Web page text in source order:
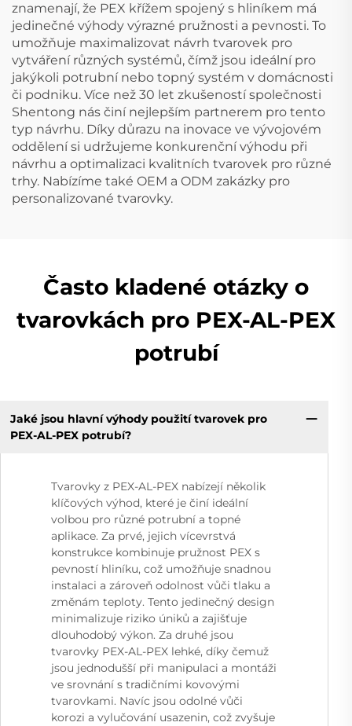
znamenají, že PEX křížem spojený s hliníkem má
jedinečné výhody výrazné pružnosti a pevnosti. To
umožňuje maximalizovat návrh tvarovek pro
vytváření různých systémů, čímž jsou ideální pro
jakýkoli potrubní nebo topný systém v domácnosti
či podniku. Více než 30 let zkušeností společnosti
Shentong nás činí nejlepším partnerem pro tento
typ návrhu. Díky důrazu na inovace ve vývojovém
oddělení si udržujeme konkurenční výhodu při
návrhu a optimalizaci kvalitních tvarovek pro různé
trhy. Nabízíme také OEM a ODM zakázky pro
personalizované tvarovky.
Často kladené otázky o
tvarovkách pro PEX-AL-PEX
potrubí
Jaké jsou hlavní výhody použití tvarovek pro
PEX-AL-PEX potrubí?
Tvarovky z PEX-AL-PEX nabízejí několik
klíčových výhod, které je činí ideální
volbou pro různé potrubní a topné
aplikace. Za prvé, jejich vícevrstvá
konstrukce kombinuje pružnost PEX s
pevností hliníku, což umožňuje snadnou
instalaci a zároveň odolnost vůči tlaku a
změnám teploty. Tento jedinečný design
minimalizuje riziko úniků a zajišťuje
dlouhodobý výkon. Za druhé jsou
tvarovky PEX-AL-PEX lehké, díky čemuž
jsou jednodušší při manipulaci a montáži
ve srovnání s tradičními kovovými
tvarovkami. Navíc jsou odolné vůči
korozi a vylučování usazenin, což zvyšuje